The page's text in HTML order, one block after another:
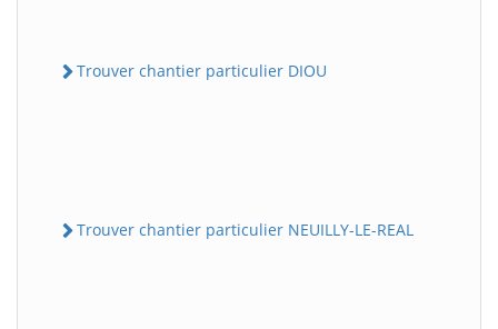
Trouver chantier particulier DIOU
Trouver chantier particulier NEUILLY-LE-REAL